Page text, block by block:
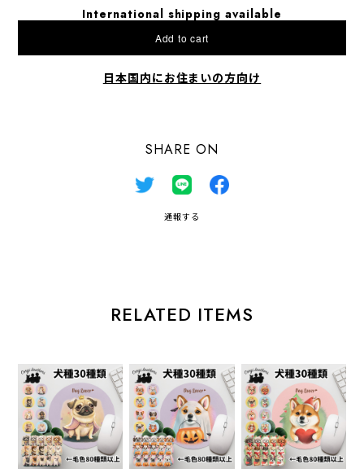
International shipping available
Add to cart
日本国内にお住まいの方向け
SHARE ON
通報する
RELATED ITEMS